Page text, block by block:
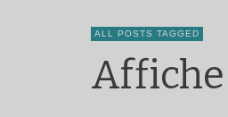
ALL POSTS TAGGED